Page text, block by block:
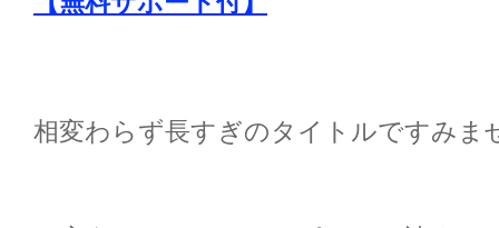
相変わらず長すぎのタイトルですみま